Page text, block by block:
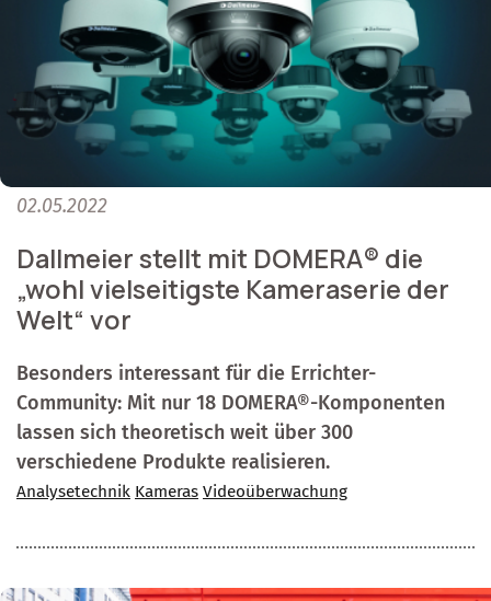
02.05.2022
Dallmeier stellt mit DOMERA® die
„wohl vielseitigste Kameraserie der
Welt“ vor
Besonders interessant für die Errichter-
Community: Mit nur 18 DOMERA®-Komponenten
lassen sich theoretisch weit über 300
verschiedene Produkte realisieren.
Analysetechnik Kameras Videoüberwachung